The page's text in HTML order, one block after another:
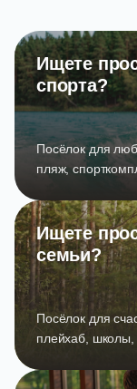
Ищете
спорта?
Посёлок для
пляж,
Ищете
семьи?
Посёлок для
плейхаб, школы,